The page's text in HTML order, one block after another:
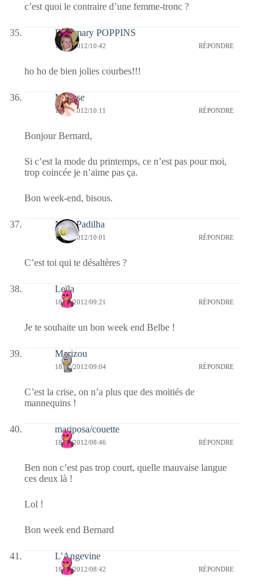
c’est quoi le contraire d’une femme-tronc ?
Fabymary POPPINS
18/02/2012/10:42 RÉPONDRE
ho ho de bien jolies courbes!!!
Mousse
18/02/2012/10:11 RÉPONDRE
Bonjour Bernard,
Si c’est la mode du printemps, ce n’est pas pour moi,
trop coincée je n’aime pas ça.
Bon week-end, bisous.
Nina Padilha
18/02/2012/10:01 RÉPONDRE
C’est toi qui te désaltères ?
Leïla
18/02/2012/09:21 RÉPONDRE
Je te souhaite un bon week end Belbe !
Marizou
18/02/2012/09:04 RÉPONDRE
C’est la crise, on n’a plus que des moitiés de
mannequins !
mariposa/couette
18/02/2012/08:46 RÉPONDRE
Ben non c’est pas trop court, quelle mauvaise langue
ces deux là !
Lol !
Bon week end Bernard
L'Angevine
18/02/2012/08:42 RÉPONDRE